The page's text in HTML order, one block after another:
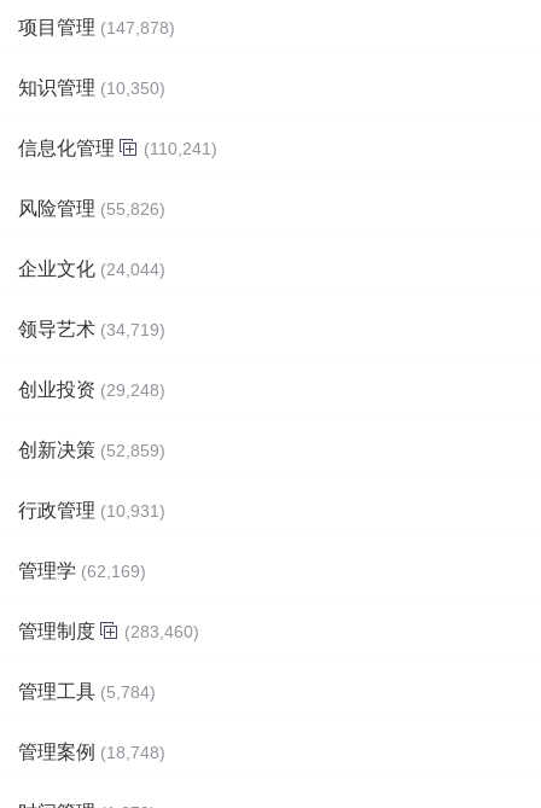
项目管理 (147,878)
知识管理 (10,350)
信息化管理 (110,241)
风险管理 (55,826)
企业文化 (24,044)
领导艺术 (34,719)
创业投资 (29,248)
创新决策 (52,859)
行政管理 (10,931)
管理学 (62,169)
管理制度 (283,460)
管理工具 (5,784)
管理案例 (18,748)